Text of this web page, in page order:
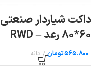
داکت شیاردار صنعتی
۶۰*۸۰ رعد – RWD
80×۶۰تومان